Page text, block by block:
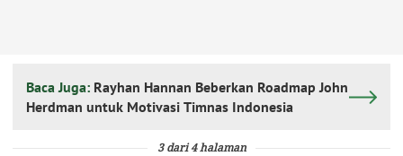
Baca Juga: Rayhan Hannan Beberkan Roadmap John
Herdman untuk Motivasi Timnas Indonesia
3 dari 4 halaman